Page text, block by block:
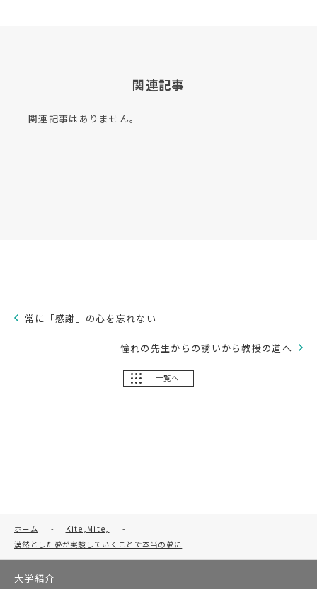
関連記事
関連記事はありません。
常に「感謝」の心を忘れない
憧れの先生からの誘いから教授の道へ
一覧へ
ホーム - Kite,Mite,
-
漠然とした夢が実験していくことで本当の夢に
大学紹介